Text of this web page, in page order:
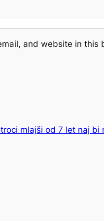
and website in
mlajši od 7 let naj bi